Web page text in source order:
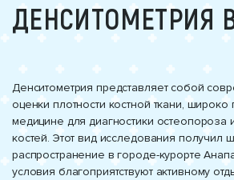
ДЕНСИТОМЕТРИЯ
Денситометрия представляет собой
оценки плотности костной ткани,
медицине для диагностики остеопороза
костей. Этот вид исследования получил
распространение в городе-курорте
условия благоприятствуют активному